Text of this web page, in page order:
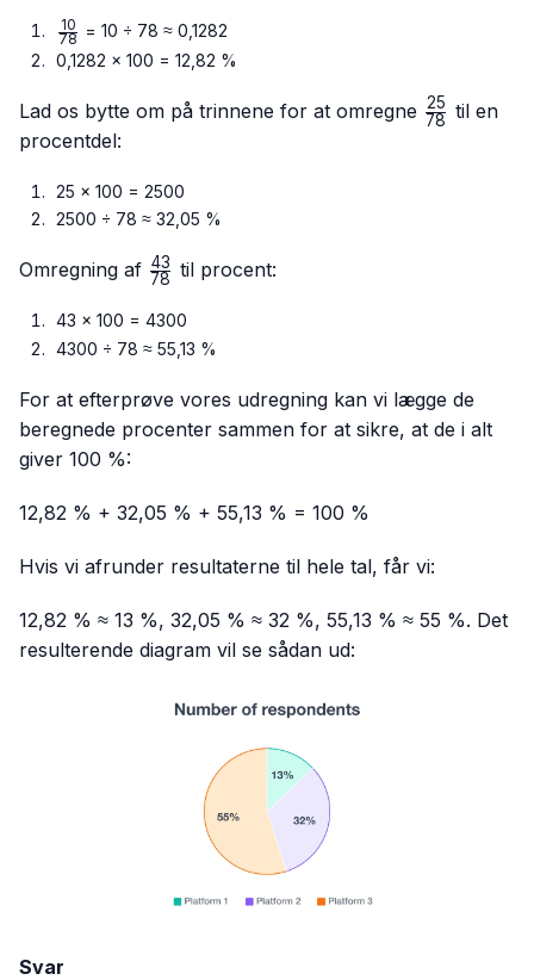
\frac{10}
{78}
78
10
= 10 ÷ 78 ≈ 0,1282
0,1282 × 100 = 12,82 %
Lad os bytte om på trinnene for at omregne \frac{25}
78
25 til en
procentdel:
25 × 100 = 2500
2500 ÷ 78 ≈ 32,05 %
Omregning af \frac{43}
78
43 til procent:
43 × 100 = 4300
4300 ÷ 78 ≈ 55,13 %
For at efterprøve vores udregning kan vi lægge de
beregnede procenter sammen for at sikre, at de i alt
giver 100 %:
12,82 % + 32,05 % + 55,13 % = 100 %
Hvis vi afrunder resultaterne til hele tal, får vi:
12,82 % ≈ 13 %, 32,05 % ≈ 32 %, 55,13 % ≈ 55 %. Det
resulterende diagram vil se sådan ud:
Svar